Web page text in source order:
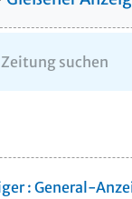
: General-